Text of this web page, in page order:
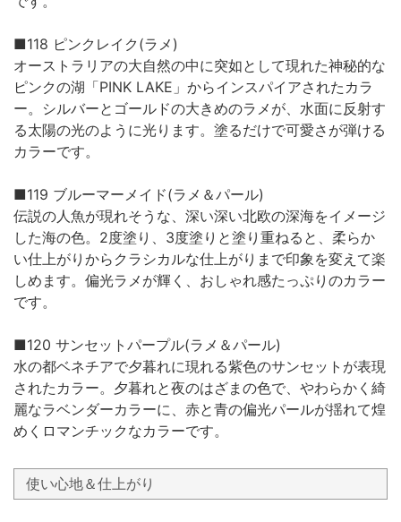
■118 ピンクレイク(ラメ)
オーストラリアの大自然の中に突如として現れた神秘的な
ピンクの湖「PINK LAKE」からインスパイアされたカラ
ー。シルバーとゴールドの大きめのラメが、水面に反射す
る太陽の光のように光ります。塗るだけで可愛さが弾ける
カラーです。
■119 ブルーマーメイド(ラメ＆パール)
伝説の人魚が現れそうな、深い深い北欧の深海をイメージ
した海の色。2度塗り、3度塗りと塗り重ねると、柔らか
い仕上がりからクラシカルな仕上がりまで印象を変えて楽
しめます。偏光ラメが輝く、おしゃれ感たっぷりのカラー
です。
■120 サンセットパープル(ラメ＆パール)
水の都ベネチアで夕暮れに現れる紫色のサンセットが表現
されたカラー。夕暮れと夜のはざまの色で、やわらかく綺
麗なラベンダーカラーに、赤と青の偏光パールが揺れて煌
めくロマンチックなカラーです。
使い心地＆仕上がり